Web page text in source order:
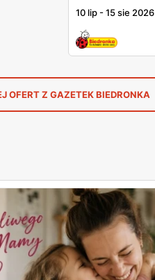
10 lip -15 sie 2026
OFERT Z GAZETEK BIEDRONKA